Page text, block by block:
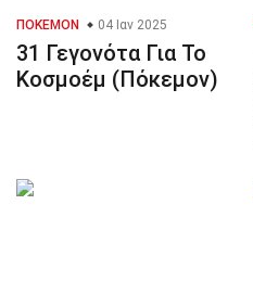
ΠΌΚΕΜΟΝ 04 Ιαν 2025
31 Γεγονότα Για Το
Κοσμοέμ (Πόκεμον)